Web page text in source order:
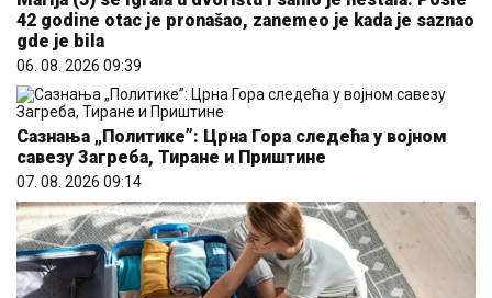
42 godine otac je pronašao, zanemeo je kada je saznao
gde je bila
06. 08. 2026 09:39
Сазнања „Политике”: Црна Гора следећа у војном
савезу Загреба, Тиране и Приштине
07. 08. 2026 09:14